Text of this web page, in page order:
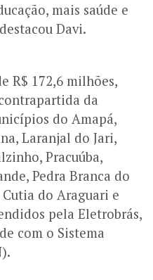
mais saúde e
Davi.
R$ 172,6 milhões,
da
do Amapá,
Laranjal do Jari,
Pracuúba,
Pedra Branca do
do Araguari e
pela Eletrobrás,
com o Sistema